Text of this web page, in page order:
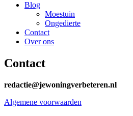
Blog
Moestuin
Ongedierte
Contact
Over ons
Contact
redactie@jewoningverbeteren.nl
Algemene voorwaarden